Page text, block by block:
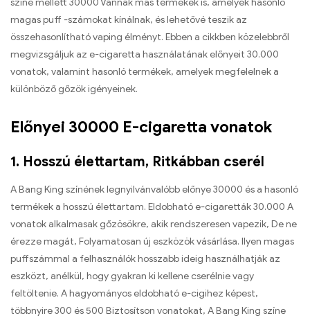
magas puff -számokat kínálnak, és lehetővé teszik az
összehasonlítható vaping élményt. Ebben a cikkben közelebbről
megvizsgáljuk az e-cigaretta használatának előnyeit 30.000
vonatok, valamint hasonló termékek, amelyek megfelelnek a
különböző gőzök igényeinek.
Előnyei 30000 E-cigaretta vonatok
1. Hosszú élettartam, Ritkábban cserél
A Bang King színének legnyilvánvalóbb előnye 30000 és a hasonló
termékek a hosszú élettartam. Eldobható e-cigaretták 30.000 A
vonatok alkalmasak gőzösökre, akik rendszeresen vapezik, De ne
érezze magát, Folyamatosan új eszközök vásárlása. Ilyen magas
puffszámmal a felhasználók hosszabb ideig használhatják az
eszközt, anélkül, hogy gyakran ki kellene cserélnie vagy
feltöltenie. A hagyományos eldobható e-cigihez képest,
többnyire 300 és 500 Biztosítson vonatokat, A Bang King színe